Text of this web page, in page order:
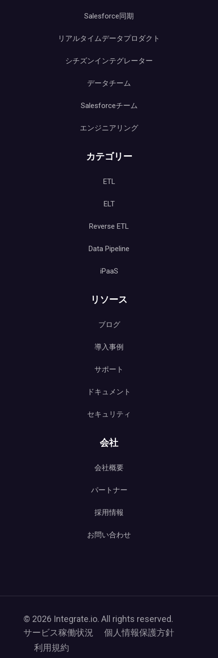
Salesforce同期
リアルタイムデータプロダクト
シチズンインテグレーター
データチーム
Salesforceチーム
エンジニアリング
カテゴリー
ETL
ELT
Reverse ETL
Data Pipeline
iPaaS
リソース
ブログ
導入事例
サポート
ドキュメント
セキュリティ
会社
会社概要
パートナー
採用情報
お問い合わせ
© 2026 Integrate.io. All rights reserved.
サービス稼働状況
個人情報保護方針
利用規約